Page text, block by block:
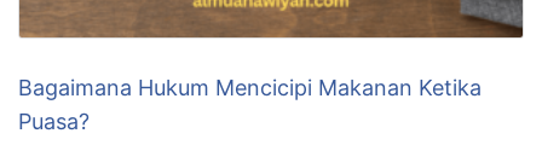
Bagaimana Hukum Mencicipi Makanan Ketika
Puasa?